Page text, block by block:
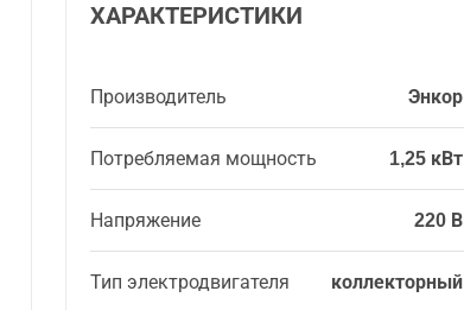
ХАРАКТЕРИСТИКИ
Производитель Энкор
Потребляемая мощность 1,25 кВт
Напряжение 220 В
Тип электродвигателя коллекторный